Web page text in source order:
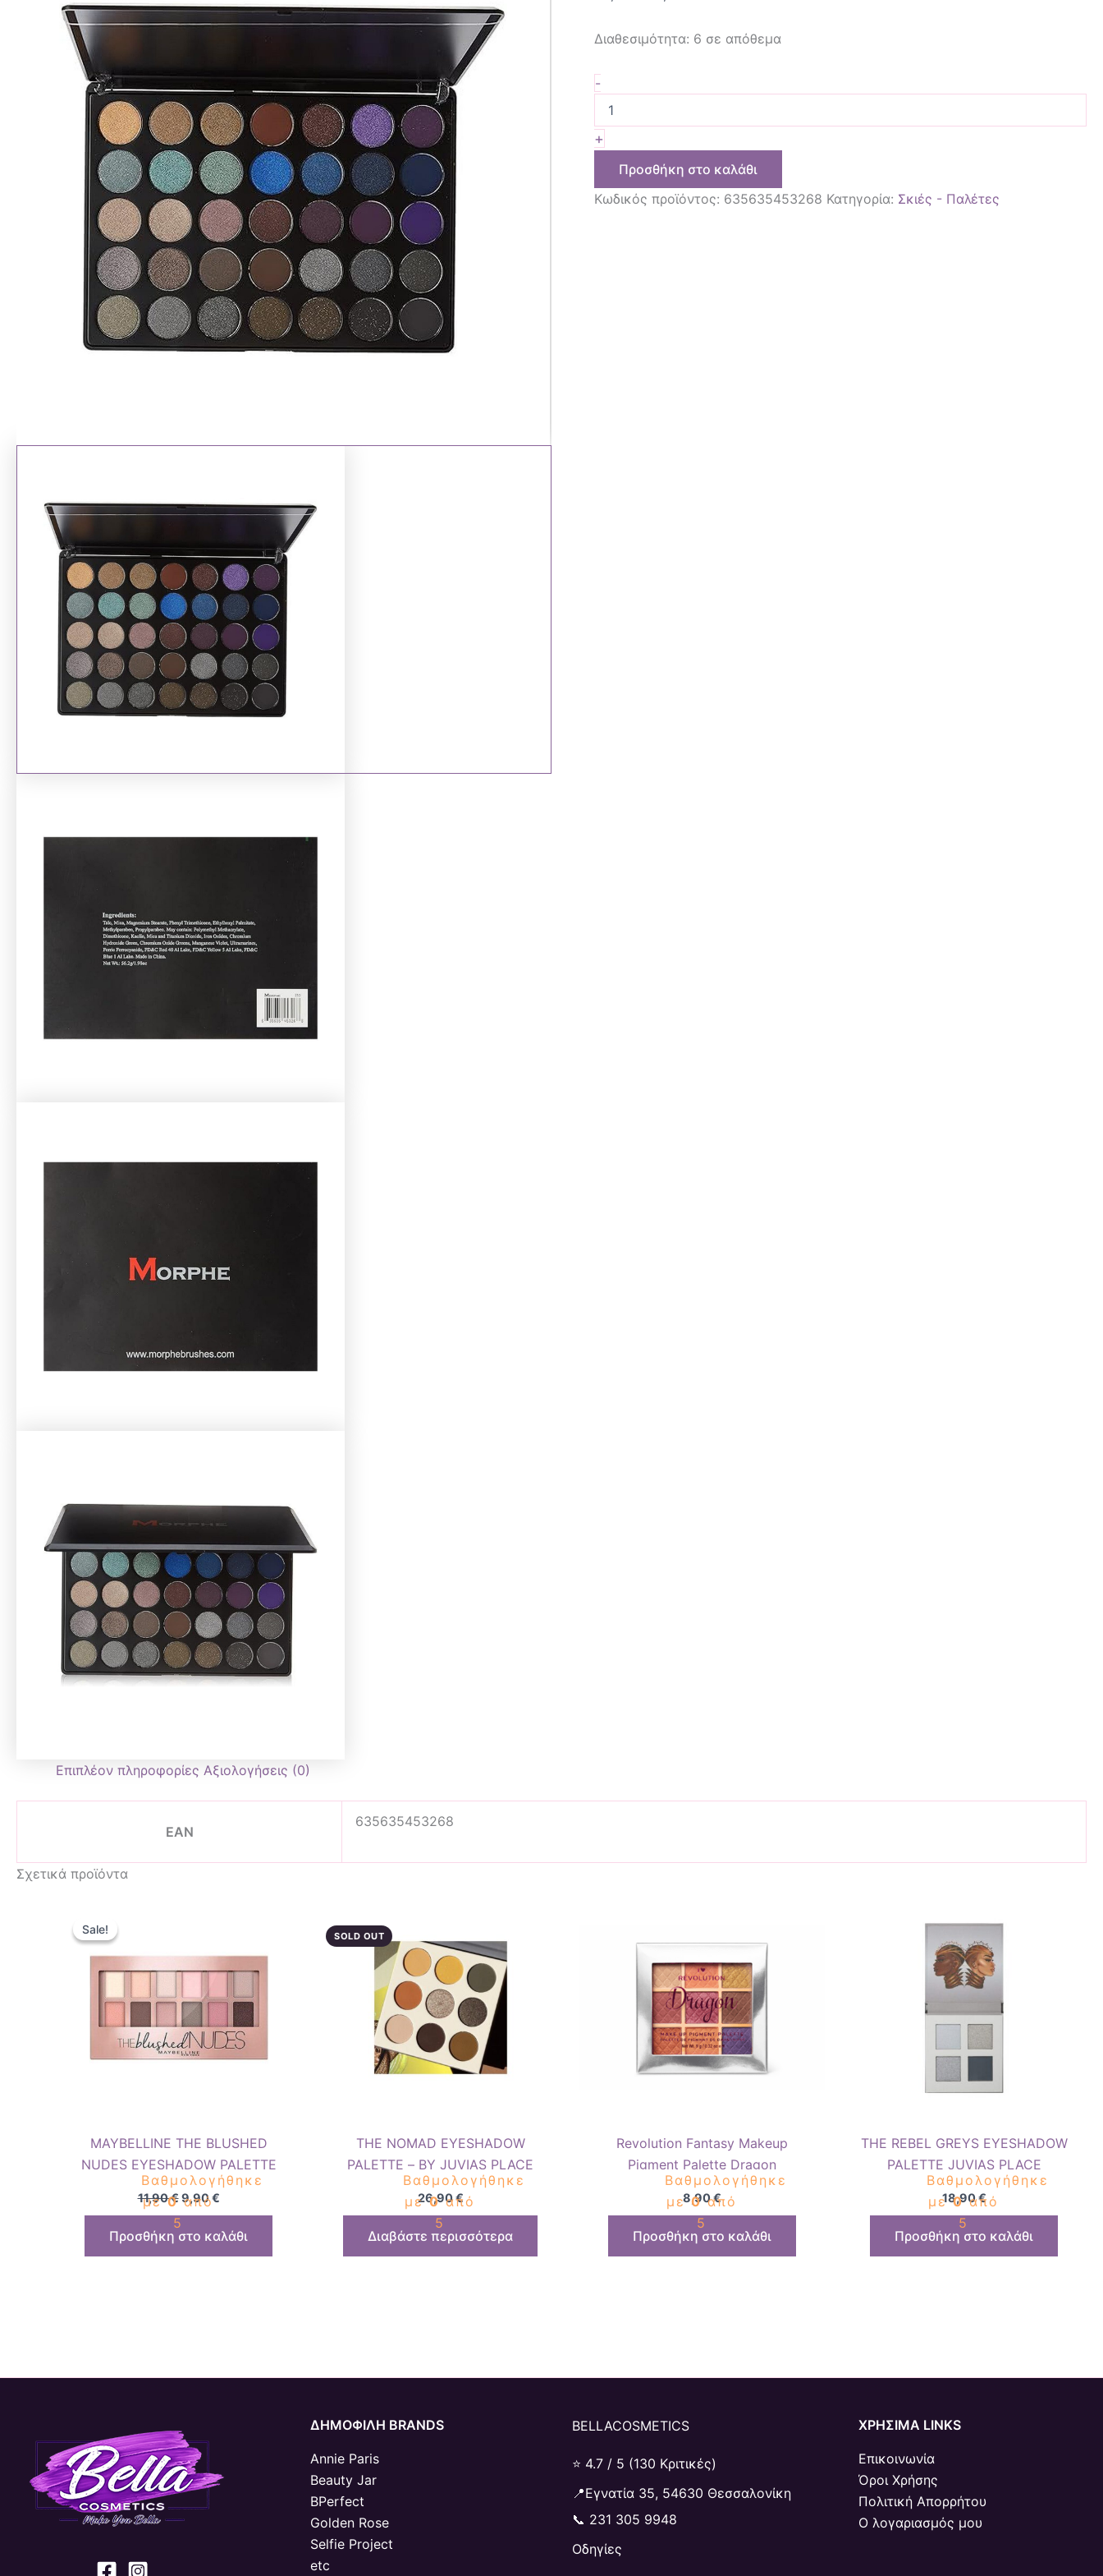
Διαθεσιμότητα: 6 σε απόθεμα
-
+
Προσθήκη στο καλάθι
Κωδικός προϊόντος: 635635453268 Κατηγορία: Σκιές - Παλέτες
Επιπλέον πληροφορίες Αξιολογήσεις (0)
EAN
635635453268
Σχετικά προϊόντα
Sale!
Sale!
MAYBELLINE THE BLUSHED
NUDES EYESHADOW PALETTE
Βαθμολογήθηκε
με0από
5
11,90€ 9,90€
Προσθήκη στο καλάθι
SOLD OUT
THE NOMAD EYESHADOW
PALETTE – BY JUVIAS PLACE
Βαθμολογήθηκε
με0από
5
26,90€
Διαβάστε περισσότερα
Revolution Fantasy Makeup
Pigment Palette Dragon
Βαθμολογήθηκε
με0από
5
8,90€
Προσθήκη στο καλάθι
THE REBEL GREYS EYESHADOW
PALETTE JUVIAS PLACE
Βαθμολογήθηκε
με0από
5
18,90€
Προσθήκη στο καλάθι
ΔΗΜΟΦΙΛΗ BRANDS
Annie Paris
Beauty Jar
BPerfect
Golden Rose
Selfie Project
etc
BELLACOSMETICS
⭐ 4.7 / 5 (130 Κριτικές)
📍Εγνατία 35, 54630 Θεσσαλονίκη
📞 231 305 9948
Οδηγίες
ΧΡΗΣΙΜΑ LINKS
Επικοινωνία
Όροι Χρήσης
Πολιτική Απορρήτου
Ο λογαριασμός μου